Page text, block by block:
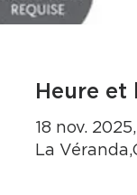
Heure et
18 nov.
La